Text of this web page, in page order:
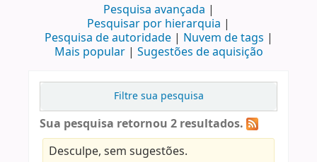
Pesquisa avançada
Pesquisar por hierarquia
Pesquisa de autoridade
Nuvem de tags
Mais popular
Sugestões de aquisição
Filtre sua pesquisa
Sua pesquisa retornou 2 resultados.
Desculpe, sem sugestões.